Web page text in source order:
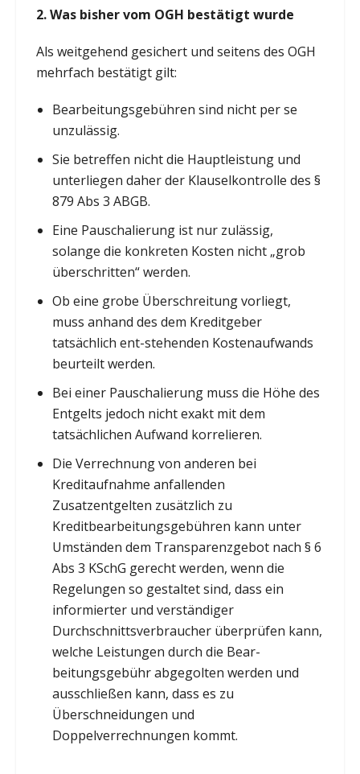
2. Was bisher vom OGH bestätigt wurde
Als weitgehend gesichert und seitens des OGH
mehrfach bestätigt gilt:
Bearbeitungsgebühren sind nicht per se
unzulässig.
Sie betreffen nicht die Hauptleistung und
unterliegen daher der Klauselkontrolle des §
879 Abs 3 ABGB.
Eine Pauschalierung ist nur zulässig,
solange die konkreten Kosten nicht „grob
überschritten“ werden.
Ob eine grobe Überschreitung vorliegt,
muss anhand des dem Kreditgeber
tatsächlich ent-stehenden Kostenaufwands
beurteilt werden.
Bei einer Pauschalierung muss die Höhe des
Entgelts jedoch nicht exakt mit dem
tatsächlichen Aufwand korrelieren.
Die Verrechnung von anderen bei
Kreditaufnahme anfallenden
Zusatzentgelten zusätzlich zu
Kreditbearbeitungsgebühren kann unter
Umständen dem Transparenzgebot nach § 6
Abs 3 KSchG gerecht werden, wenn die
Regelungen so gestaltet sind, dass ein
informierter und verständiger
Durchschnittsverbraucher überprüfen kann,
welche Leistungen durch die Bear-
beitungsgebühr abgegolten werden und
ausschließen kann, dass es zu
Überschneidungen und
Doppelverrechnungen kommt.